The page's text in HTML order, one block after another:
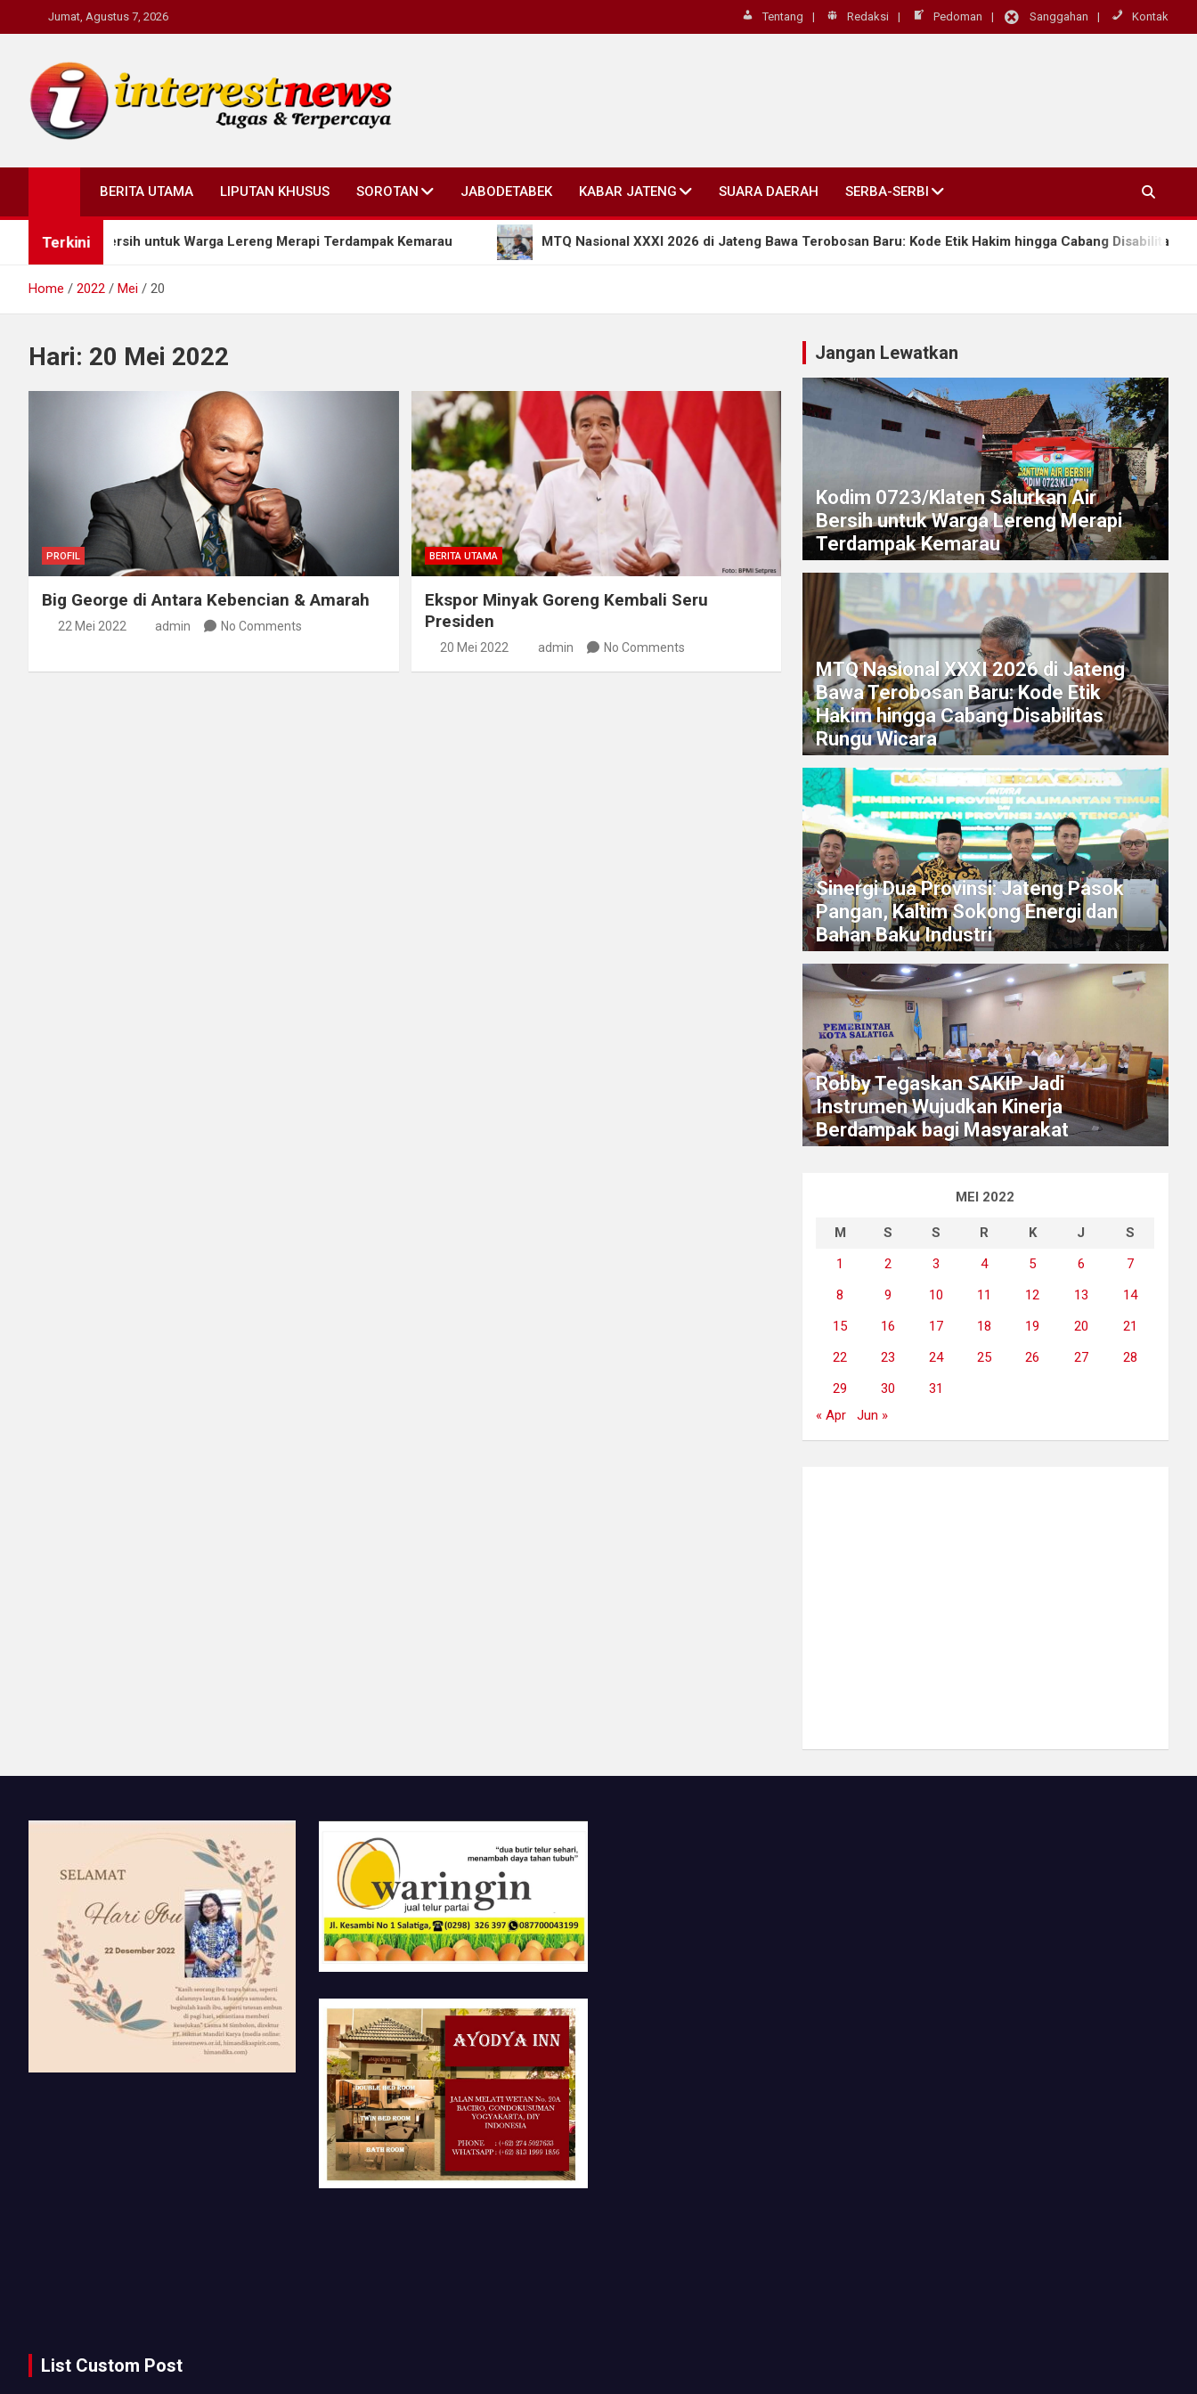
to
Jumat, Agustus 7, 2026 Tentang Redaksi Pedoman Sanggahan Kontak
Interestnews.or.id
BERITA UTAMA LIPUTAN KHUSUS SOROTAN JABODETABEK KABAR JATENG SUARA DAERAH SERBA-SERBI
Terkini
Air Bersih untuk Warga Lereng Merapi Terdampak Kemarau MTQ Nasional XXXI 2026 di Jateng Bawa Terobosan Baru: Kode Etik Hakim hingga Cabang Disabilitas Rungu
Home 2022 Mei 20
Hari: 20 Mei 2022
PROFIL
Big George di Antara Kebencian & Amarah
22 Mei 2022 admin No Comments
BERITA UTAMA
Ekspor Minyak Goreng Kembali Seru
Presiden
20 Mei 2022 admin No Comments
Jangan Lewatkan
Kodim 0723/Klaten Salurkan Air
Bersih untuk Warga Lereng Merapi
Terdampak Kemarau
MTQ Nasional XXXI 2026 di Jateng
Bawa Terobosan Baru: Kode Etik
Hakim hingga Cabang Disabilitas
Rungu Wicara
Sinergi Dua Provinsi: Jateng Pasok
Pangan, Kaltim Sokong Energi dan
Bahan Baku Industri
Robby Tegaskan SAKIP Jadi
Instrumen Wujudkan Kinerja
Berdampak bagi Masyarakat
MEI 2022
M S S R K J
S
1
2 3 4 5 6
7
8
9 10 11 12 13
14
15
16 17 18 19 20
21
22
23 24 25 26 27
28
29
30
31
« Apr
Jun »
List Custom Post